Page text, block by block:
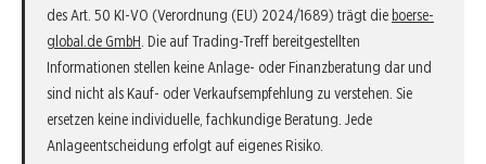
des Art. 50 KI-VO (Verordnung (EU) 2024/1689) trägt die boerse-
global.de GmbH . Die auf Trading-Treff bereitgestellten
Informationen stellen keine Anlage- oder Finanzberatung dar und
sind nicht als Kauf- oder Verkaufsempfehlung zu verstehen. Sie
ersetzen keine individuelle, fachkundige Beratung. Jede
Anlageentscheidung erfolgt auf eigenes Risiko.